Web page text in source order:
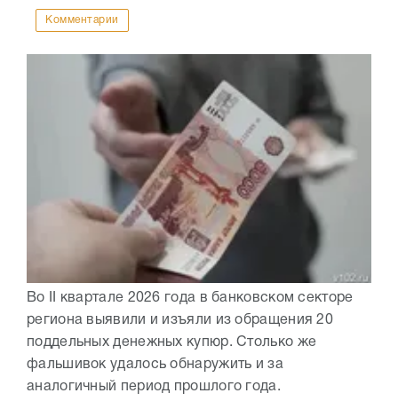
Комментарии
Во II квартале 2026 года в банковском секторе
региона выявили и изъяли из обращения 20
поддельных денежных купюр. Столько же
фальшивок удалось обнаружить и за
аналогичный период прошлого года.